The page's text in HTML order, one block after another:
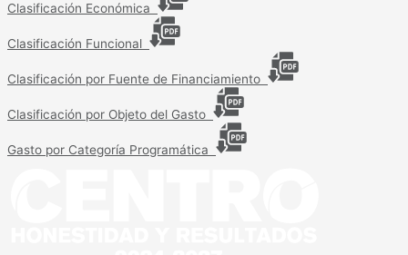
Clasificación Económica
Clasificación Funcional
Clasificación por Fuente de Financiamiento
Clasificación por Objeto del Gasto
Gasto por Categoría Programática